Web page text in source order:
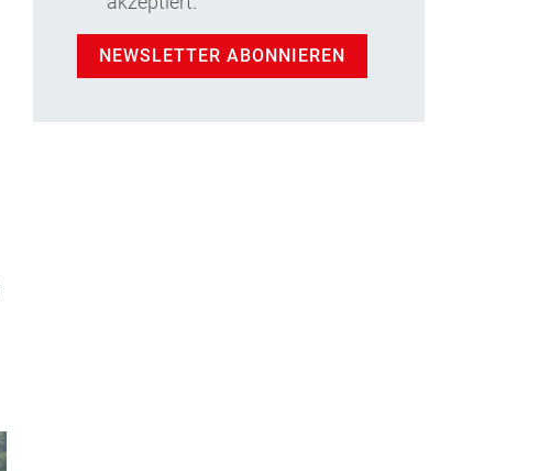
NEWSLETTER ABONNIEREN